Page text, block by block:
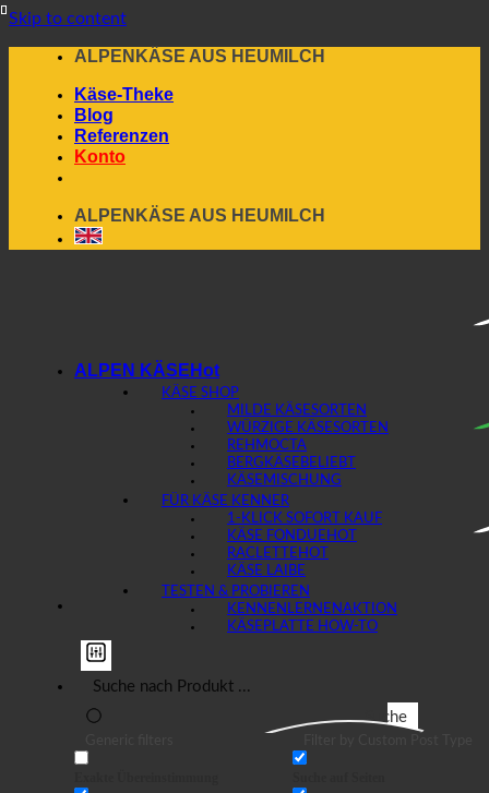
Skip to content
ALPENKÄSE AUS HEUMILCH
Käse-Theke
Blog
Referenzen
Konto
ALPENKÄSE AUS HEUMILCH
Suche
ALPEN KÄSE
KÄSE SHOP
MILDE KÄSESORTEN
WÜRZIGE KÄSESORTEN
REHMOCTA
BERGKÄSE
KÄSEMISCHUNG
FÜR KÄSE KENNER
1-KLICK SOFORT KAUF
KÄSE FONDUE
RACLETTE
KÄSE LAIBE
TESTEN & PROBIEREN
KENNENLERNEN
KÄSEPLATTE HOW-TO